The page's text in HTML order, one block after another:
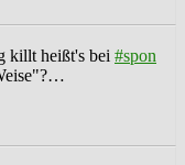
killt heißt's bei #spon